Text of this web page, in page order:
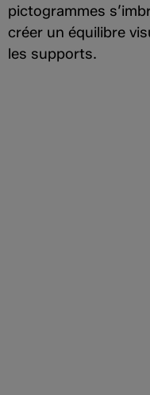
pictogrammes
créer un équilibre
les supports.